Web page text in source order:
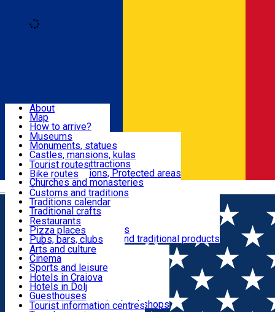
Română
Attractions
Routes
Customs, Traditions
Food & Drinks
Leisure & Fun
Accommodation
Useful
About
Map
How to arrive?
Recommendations
Tourist attractions
News
Museums
Monuments, statues
Castles, mansions, kulas
Architectural attractions
Natural attractions, Protected areas
Churches and monasteries
Archaeological sites
Parks and gardens
Tourist routes
Bike routes
Customs and traditions
Traditions calendar
Traditional crafts
Traditional cuisine
Wineries and vineyards
Local manufacturers and traditional products
Restaurants
Pizza places
Pubs, bars, clubs
Cafes and teahouses
Sweets and ice cream
Fast-food
Arts and culture
Cinema
Sports and leisure
Horse riding
Swimming pools
Zoo
Shopping, souvenirs, bookshops
Hotels in Craiova
Hotels in Dolj
Guesthouses
Villas
Tourist information centres